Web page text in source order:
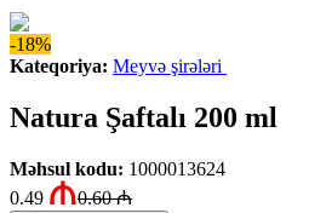
-18%
Kateqoriya: Meyvə şirələri
Natura Şaftalı 200 ml
Məhsul kodu: 1000013624
0.49
0.60₼